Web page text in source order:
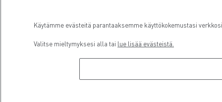
Käytämme evästeitä parantaaksemme käyttökokemustasi
Valitse mieltymyksesi alla tai lue lisää evästeistä.